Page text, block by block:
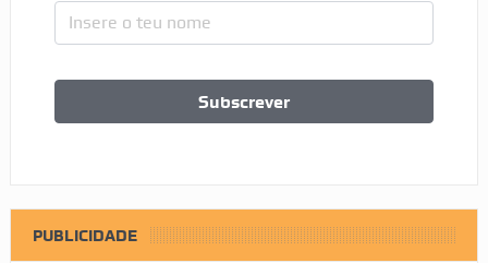
PUBLICIDADE